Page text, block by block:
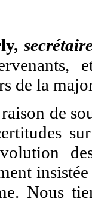
de la
de
Nous